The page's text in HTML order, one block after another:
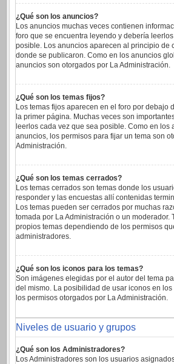
¿Qué son los anuncios?
Los anuncios muchas veces contienen
foro que se encuentra leyendo y debería
posible. Los anuncios aparecen al principio de
donde se publicaron. Como en los anuncios
anuncios son otorgados por La Administración.
¿Qué son los temas fijos?
Los temas fijos aparecen en el foro por debajo
la primer página. Muchas veces son
leerlos cada vez que sea posible. Como en los
anuncios, los permisos para fijar un tema son
Administración.
¿Qué son los temas cerrados?
Los temas cerrados son temas donde los
responder y las encuestas allí contenidas
Los temas pueden ser cerrados por muchas
tomada por La Administración o un moderador.
propios temas dependiendo de los permisos
administradores.
¿Qué son los iconos para los temas?
Son imágenes elegidas por el autor del tema
del mismo. La posibilidad de usar iconos en
los permisos otorgados por La Administración.
Niveles de usuario y grupos
¿Qué son los Administradores?
Los Administradores son los usuarios